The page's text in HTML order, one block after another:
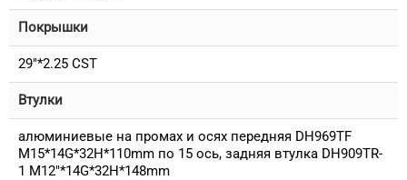
Покрышки
29"*2.25 CST
Втулки
алюминиевые на промах и осях передняя DH969TF
M15*14G*32H*110mm по 15 ось, задняя втулка DH909TR-
1 M12"*14G*32H*148mm